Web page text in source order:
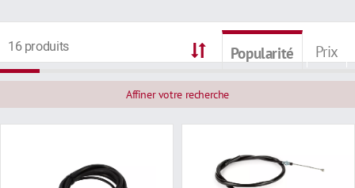
16 produits Popularité Prix
Affiner votre recherche